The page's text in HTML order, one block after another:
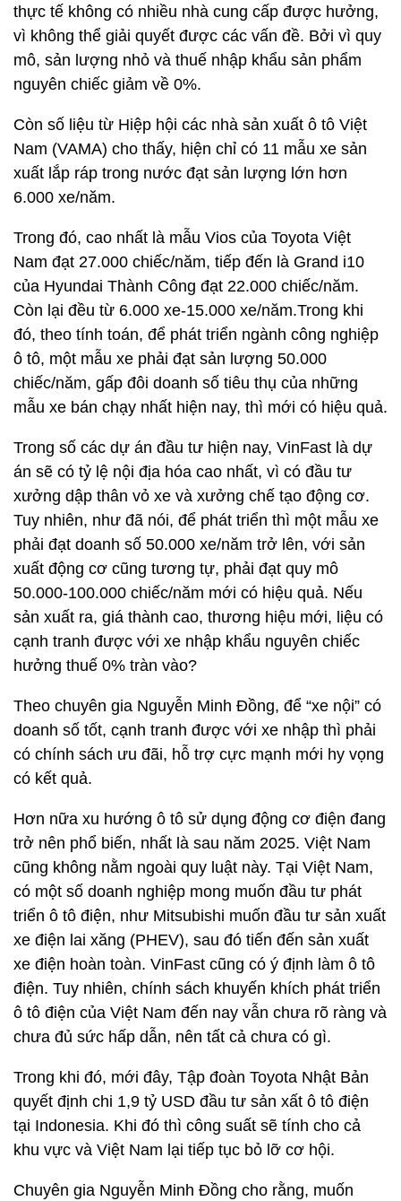
thực tế không có nhiều nhà cung cấp được hưởng,
vì không thể giải quyết được các vấn đề. Bởi vì quy
mô, sản lượng nhỏ và thuế nhập khẩu sản phẩm
nguyên chiếc giảm về 0%.
Còn số liệu từ Hiệp hội các nhà sản xuất ô tô Việt
Nam (VAMA) cho thấy, hiện chỉ có 11 mẫu xe sản
xuất lắp ráp trong nước đạt sản lượng lớn hơn
6.000 xe/năm.
Trong đó, cao nhất là mẫu Vios của Toyota Việt
Nam đạt 27.000 chiếc/năm, tiếp đến là Grand i10
của Hyundai Thành Công đạt 22.000 chiếc/năm.
Còn lại đều từ 6.000 xe-15.000 xe/năm.Trong khi
đó, theo tính toán, để phát triển ngành công nghiệp
ô tô, một mẫu xe phải đạt sản lượng 50.000
chiếc/năm, gấp đôi doanh số tiêu thụ của những
mẫu xe bán chạy nhất hiện nay, thì mới có hiệu quả.
Trong số các dự án đầu tư hiện nay, VinFast là dự
án sẽ có tỷ lệ nội địa hóa cao nhất, vì có đầu tư
xưởng dập thân vỏ xe và xưởng chế tạo động cơ.
Tuy nhiên, như đã nói, để phát triển thì một mẫu xe
phải đạt doanh số 50.000 xe/năm trở lên, với sản
xuất động cơ cũng tương tự, phải đạt quy mô
50.000-100.000 chiếc/năm mới có hiệu quả. Nếu
sản xuất ra, giá thành cao, thương hiệu mới, liệu có
cạnh tranh được với xe nhập khẩu nguyên chiếc
hưởng thuế 0% tràn vào?
Theo chuyên gia Nguyễn Minh Đồng, để “xe nội” có
doanh số tốt, cạnh tranh được với xe nhập thì phải
có chính sách ưu đãi, hỗ trợ cực mạnh mới hy vọng
có kết quả.
Hơn nữa xu hướng ô tô sử dụng động cơ điện đang
trở nên phổ biến, nhất là sau năm 2025. Việt Nam
cũng không nằm ngoài quy luật này. Tại Việt Nam,
có một số doanh nghiệp mong muốn đầu tư phát
triển ô tô điện, như Mitsubishi muốn đầu tư sản xuất
xe điện lai xăng (PHEV), sau đó tiến đến sản xuất
xe điện hoàn toàn. VinFast cũng có ý định làm ô tô
điện. Tuy nhiên, chính sách khuyến khích phát triển
ô tô điện của Việt Nam đến nay vẫn chưa rõ ràng và
chưa đủ sức hấp dẫn, nên tất cả chưa có gì.
Trong khi đó, mới đây, Tập đoàn Toyota Nhật Bản
quyết định chi 1,9 tỷ USD đầu tư sản xất ô tô điện
tại Indonesia. Khi đó thì công suất sẽ tính cho cả
khu vực và Việt Nam lại tiếp tục bỏ lỡ cơ hội.
Chuyên gia Nguyễn Minh Đồng cho rằng, muốn